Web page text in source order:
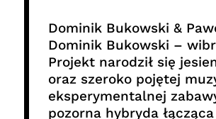
Dominik Bukowski &
Dominik Bukowski –
Projekt narodził się
oraz szeroko pojętej
eksperymentalnej
pozorna hybryda